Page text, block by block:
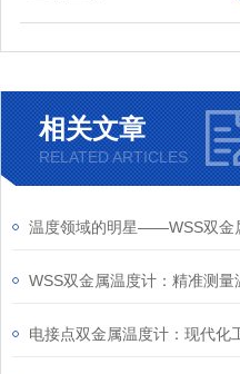
相关文章
RELATED ARTICLES